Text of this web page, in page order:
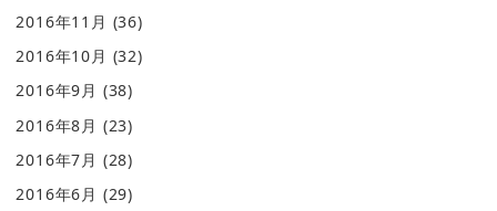
2016年11月 (36)
2016年10月 (32)
2016年9月 (38)
2016年8月 (23)
2016年7月 (28)
2016年6月 (29)